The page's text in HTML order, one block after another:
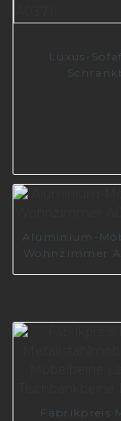
Luxus-
Aluminium-
Wohnzimmer
Fabrikpreis